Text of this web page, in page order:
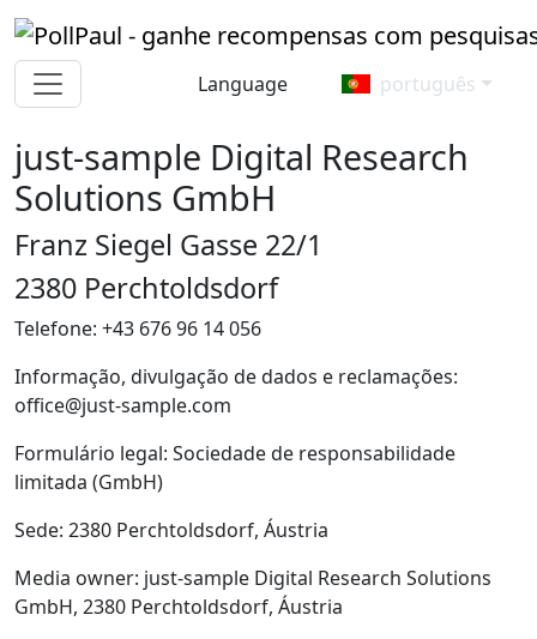
Language português
just-sample Digital Research
Solutions GmbH
Franz Siegel Gasse 22/1
2380 Perchtoldsdorf
Telefone: +43 676 96 14 056
Informação, divulgação de dados e reclamações:
office@just-sample.com
Formulário legal: Sociedade de responsabilidade
limitada (GmbH)
Sede: 2380 Perchtoldsdorf, Áustria
Media owner: just-sample Digital Research Solutions
GmbH, 2380 Perchtoldsdorf, Áustria